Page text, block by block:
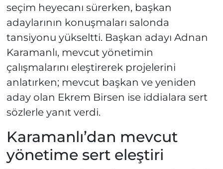
seçim heyecanı sürerken, başkan
adaylarının konuşmaları salonda
tansiyonu yükseltti. Başkan adayı Adnan
Karamanlı, mevcut yönetimin
çalışmalarını eleştirerek projelerini
anlatırken; mevcut başkan ve yeniden
aday olan Ekrem Birsen ise iddialara sert
sözlerle yanıt verdi.
Karamanlı’dan mevcut
yönetime sert eleştiri